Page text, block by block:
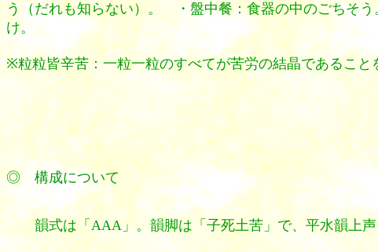
う（だれも知らない）。 ・盤中餐：食器の中のごちそ
け。
※粒粒皆辛苦：一粒一粒のすべてが苦労の結晶であるこ
◎ 構成について
韻式は「AAA」。韻脚は「子死土苦」で、平水韻上声